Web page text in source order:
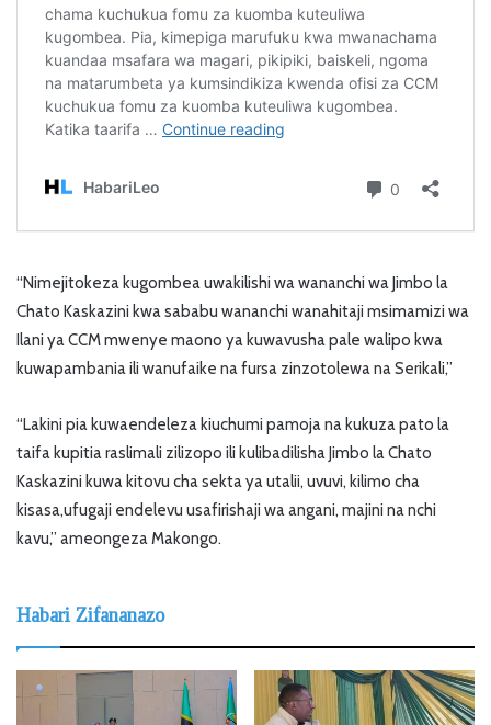
“Nimejitokeza kugombea uwakilishi wa wananchi wa Jimbo la
Chato Kaskazini kwa sababu wananchi wanahitaji msimamizi wa
Ilani ya CCM mwenye maono ya kuwavusha pale walipo kwa
kuwapambania ili wanufaike na fursa zinzotolewa na Serikali,”
“Lakini pia kuwaendeleza kiuchumi pamoja na kukuza pato la
taifa kupitia raslimali zilizopo ili kulibadilisha Jimbo la Chato
Kaskazini kuwa kitovu cha sekta ya utalii, uvuvi, kilimo cha
kisasa,ufugaji endelevu usafirishaji wa angani, majini na nchi
kavu,” ameongeza Makongo.
Habari Zifananazo